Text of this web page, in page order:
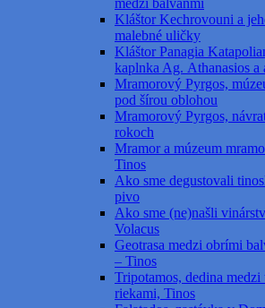
medzi balvanmi
Kláštor Kechrovouni a
malebné uličky
Kláštor Panagia
kaplnka Ag. Athanasios a
Mramorový Pyrgos,
pod šírou oblohou
Mramorový Pyrgos,
rokoch
Mramor a múzeum
Tinos
Ako sme degustovali
pivo
Ako sme (ne)našli
Volacus
Geotrasa medzi obrími
– Tinos
Tripotamos, dedina medzi
riekami, Tinos